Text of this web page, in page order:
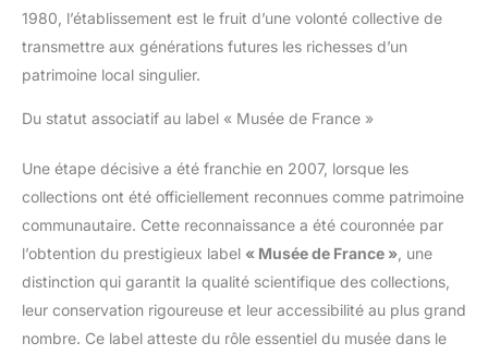
1980, l’établissement est le fruit d’une volonté collective de
transmettre aux générations futures les richesses d’un
patrimoine local singulier.
Du statut associatif au label « Musée de France »
Une étape décisive a été franchie en 2007, lorsque les
collections ont été officiellement reconnues comme patrimoine
communautaire. Cette reconnaissance a été couronnée par
l’obtention du prestigieux label « Musée de France » , une
distinction qui garantit la qualité scientifique des collections,
leur conservation rigoureuse et leur accessibilité au plus grand
nombre. Ce label atteste du rôle essentiel du musée dans le